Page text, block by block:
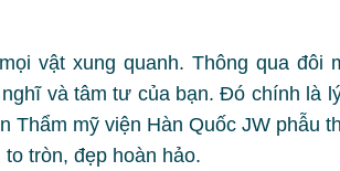
vật xung quanh. Thông qua đôi
và tâm tư của bạn. Đó chính là
Thẩm mỹ viện Hàn Quốc JW phẫu
tròn, đẹp hoàn hảo.